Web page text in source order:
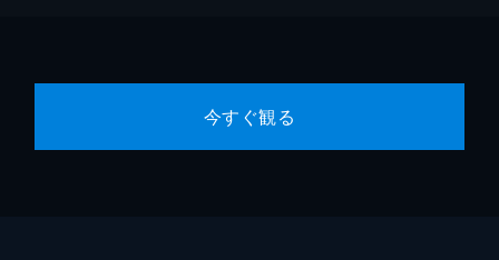
今すぐ観る